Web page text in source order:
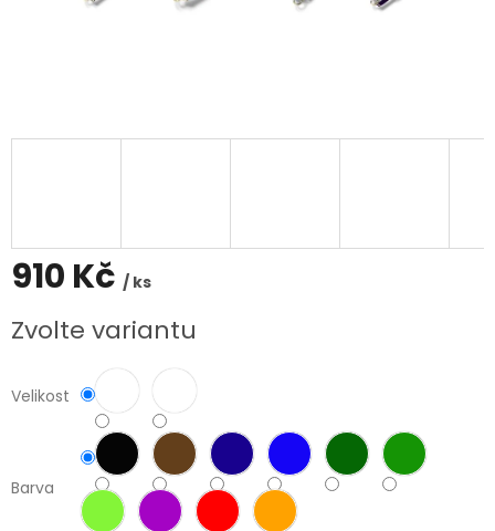
910 Kč / ks
cena:
Zvolte variantu
Velikost
Barva